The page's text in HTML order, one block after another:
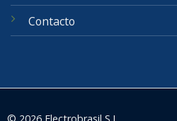
Contacto